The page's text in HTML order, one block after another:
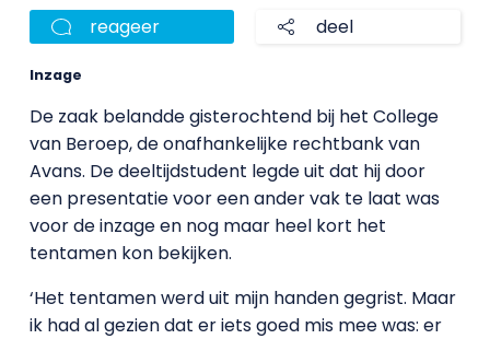
reageer deel
Inzage
De zaak belandde gisterochtend bij het College
van Beroep, de onafhankelijke rechtbank van
Avans. De deeltijdstudent legde uit dat hij door
een presentatie voor een ander vak te laat was
voor de inzage en nog maar heel kort het
tentamen kon bekijken.
‘Het tentamen werd uit mijn handen gegrist. Maar
ik had al gezien dat er iets goed mis mee was: er